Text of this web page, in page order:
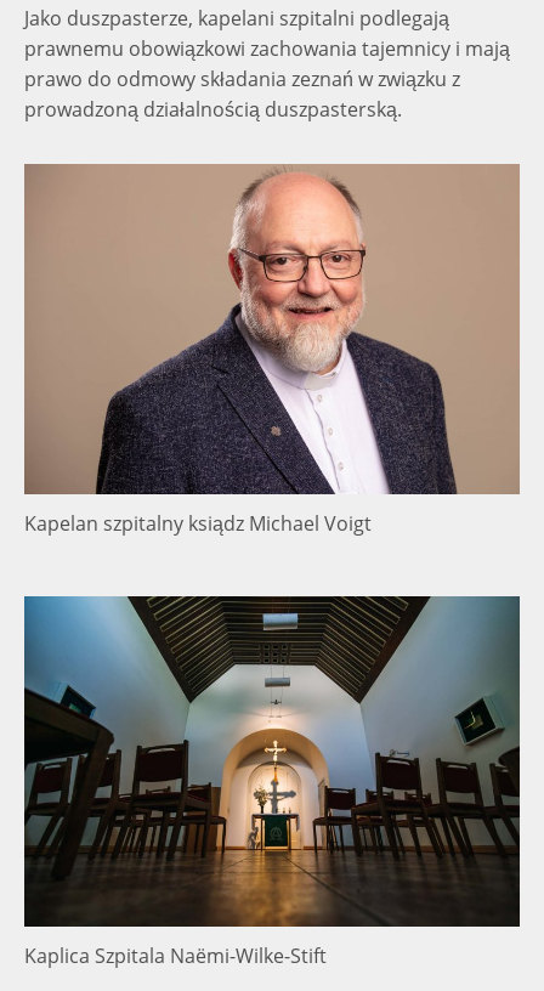
Jako duszpasterze, kapelani szpitalni podlegają
prawnemu obowiązkowi zachowania tajemnicy i mają
prawo do odmowy składania zeznań w związku z
prowadzoną działalnością duszpasterską.
Kapelan szpitalny ksiądz Michael Voigt
Kaplica Szpitala Naëmi-Wilke-Stift